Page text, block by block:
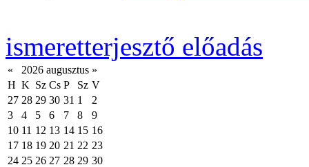
ismeretterjesztő előadás
« 2026 augusztus »
H K Sz Cs P Sz V
27 28 29 30 31 1
2
3
4 5 6 7 8
9
10 11 12 13 14 15 16
17 18 19 20 21 22 23
24 25 26 27 28 29 30